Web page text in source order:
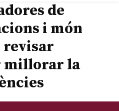
de
i món
revisar
millorar la